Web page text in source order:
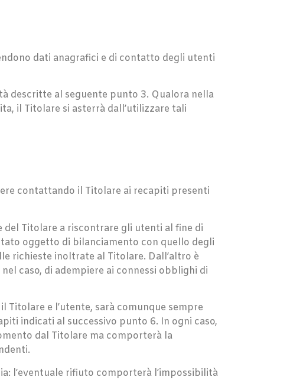
dati anagrafici e di contatto degli utenti
descritte al seguente punto 3. Qualora nella
il Titolare si asterrà dall’utilizzare tali
contattando il Titolare ai recapiti presenti
Titolare a riscontrare gli utenti al fine di
oggetto di bilanciamento con quello degli
richieste inoltrate al Titolare. Dall’altro è
caso, di adempiere ai connessi obblighi di
e l’utente, sarà comunque sempre
indicati al successivo punto 6. In ogni caso,
dal Titolare ma comporterà la
l’eventuale rifiuto comporterà l’impossibilità